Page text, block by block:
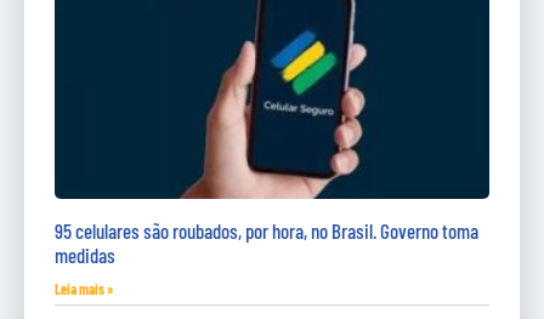
95 celulares são roubados, por hora, no Brasil. Governo toma
medidas
Leia mais »